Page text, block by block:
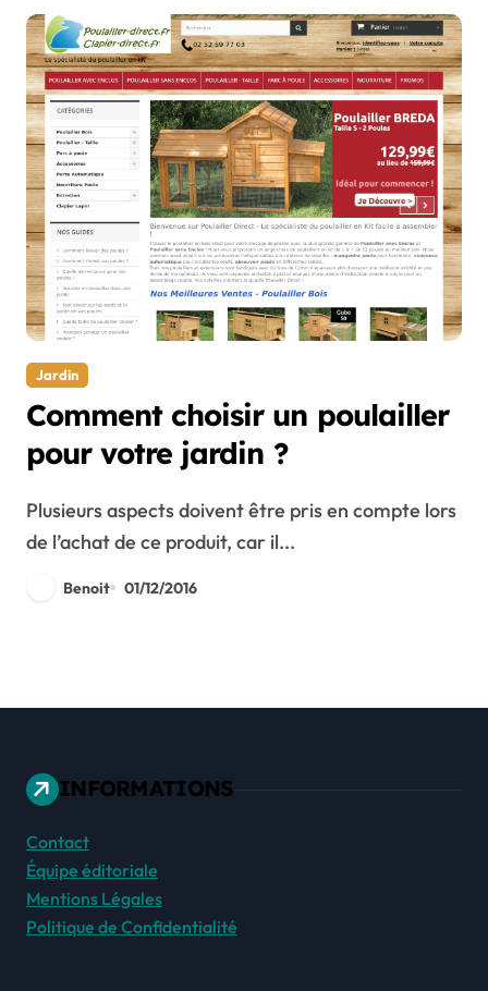
Jardin
Comment choisir un poulailler
pour votre jardin ?
Plusieurs aspects doivent être pris en compte lors
de l’achat de ce produit, car il...
Benoit 01/12/2016
INFORMATIONS
Contact
Équipe éditoriale
Mentions Légales
Politique de Confidentialité